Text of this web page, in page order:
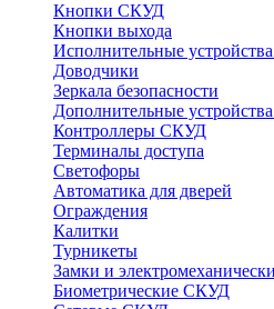
Кнопки СКУД
Кнопки выхода
Исполнительные
Доводчики
Зеркала безопасности
Дополнительные
Контроллеры СКУД
Терминалы доступа
Светофоры
Автоматика для дверей
Ограждения
Калитки
Турникеты
Замки и
Биометрические СКУД